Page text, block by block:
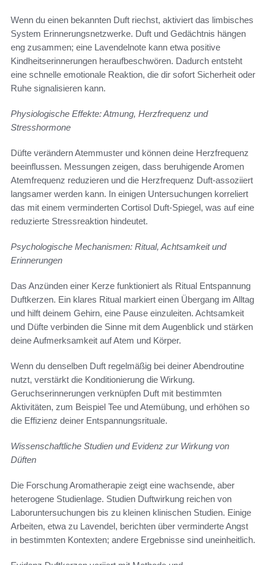
Wenn du einen bekannten Duft riechst, aktiviert das limbisches
System Erinnerungsnetzwerke. Duft und Gedächtnis hängen
eng zusammen; eine Lavendelnote kann etwa positive
Kindheitserinnerungen heraufbeschwören. Dadurch entsteht
eine schnelle emotionale Reaktion, die dir sofort Sicherheit oder
Ruhe signalisieren kann.
Physiologische Effekte: Atmung, Herzfrequenz und
Stresshormone
Düfte verändern Atemmuster und können deine Herzfrequenz
beeinflussen. Messungen zeigen, dass beruhigende Aromen
Atemfrequenz reduzieren und die Herzfrequenz Duft-assoziiert
langsamer werden kann. In einigen Untersuchungen korreliert
das mit einem verminderten Cortisol Duft-Spiegel, was auf eine
reduzierte Stressreaktion hindeutet.
Psychologische Mechanismen: Ritual, Achtsamkeit und
Erinnerungen
Das Anzünden einer Kerze funktioniert als Ritual Entspannung
Duftkerzen. Ein klares Ritual markiert einen Übergang im Alltag
und hilft deinem Gehirn, eine Pause einzuleiten. Achtsamkeit
und Düfte verbinden die Sinne mit dem Augenblick und stärken
deine Aufmerksamkeit auf Atem und Körper.
Wenn du denselben Duft regelmäßig bei deiner Abendroutine
nutzt, verstärkt die Konditionierung die Wirkung.
Geruchserinnerungen verknüpfen Duft mit bestimmten
Aktivitäten, zum Beispiel Tee und Atemübung, und erhöhen so
die Effizienz deiner Entspannungsrituale.
Wissenschaftliche Studien und Evidenz zur Wirkung von
Düften
Die Forschung Aromatherapie zeigt eine wachsende, aber
heterogene Studienlage. Studien Duftwirkung reichen von
Laboruntersuchungen bis zu kleinen klinischen Studien. Einige
Arbeiten, etwa zu Lavendel, berichten über verminderte Angst
in bestimmten Kontexten; andere Ergebnisse sind uneinheitlich.